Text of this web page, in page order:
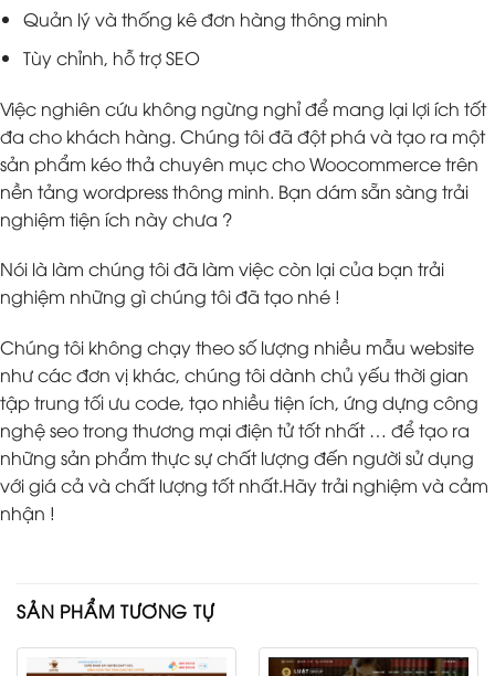
Quản lý và thống kê đơn hàng thông minh
Tùy chỉnh, hỗ trợ SEO
Việc nghiên cứu không ngừng nghỉ để mang lại lợi ích tốt
đa cho khách hàng. Chúng tôi đã đột phá và tạo ra một
sản phẩm kéo thả chuyên mục cho Woocommerce trên
nền tảng wordpress thông minh. Bạn dám sẵn sàng trải
nghiệm tiện ích này chưa ?
Nói là làm chúng tôi đã làm việc còn lại của bạn trải
nghiệm những gì chúng tôi đã tạo nhé !
Chúng tôi không chạy theo số lượng nhiều mẫu website
như các đơn vị khác, chúng tôi dành chủ yếu thời gian
tập trung tối ưu code, tạo nhiều tiện ích, ứng dựng công
nghệ seo trong thương mại điện tử tốt nhất … để tạo ra
những sản phẩm thực sự chất lượng đến người sử dụng
với giá cả và chất lượng tốt nhất.Hãy trải nghiệm và cảm
nhận !
SẢN PHẨM TƯƠNG TỰ